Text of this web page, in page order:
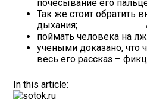
почесывание его
Так же стоит обратить
дыхания;
поймать человека на
учеными доказано, что
весь его рассказ –
In this article: